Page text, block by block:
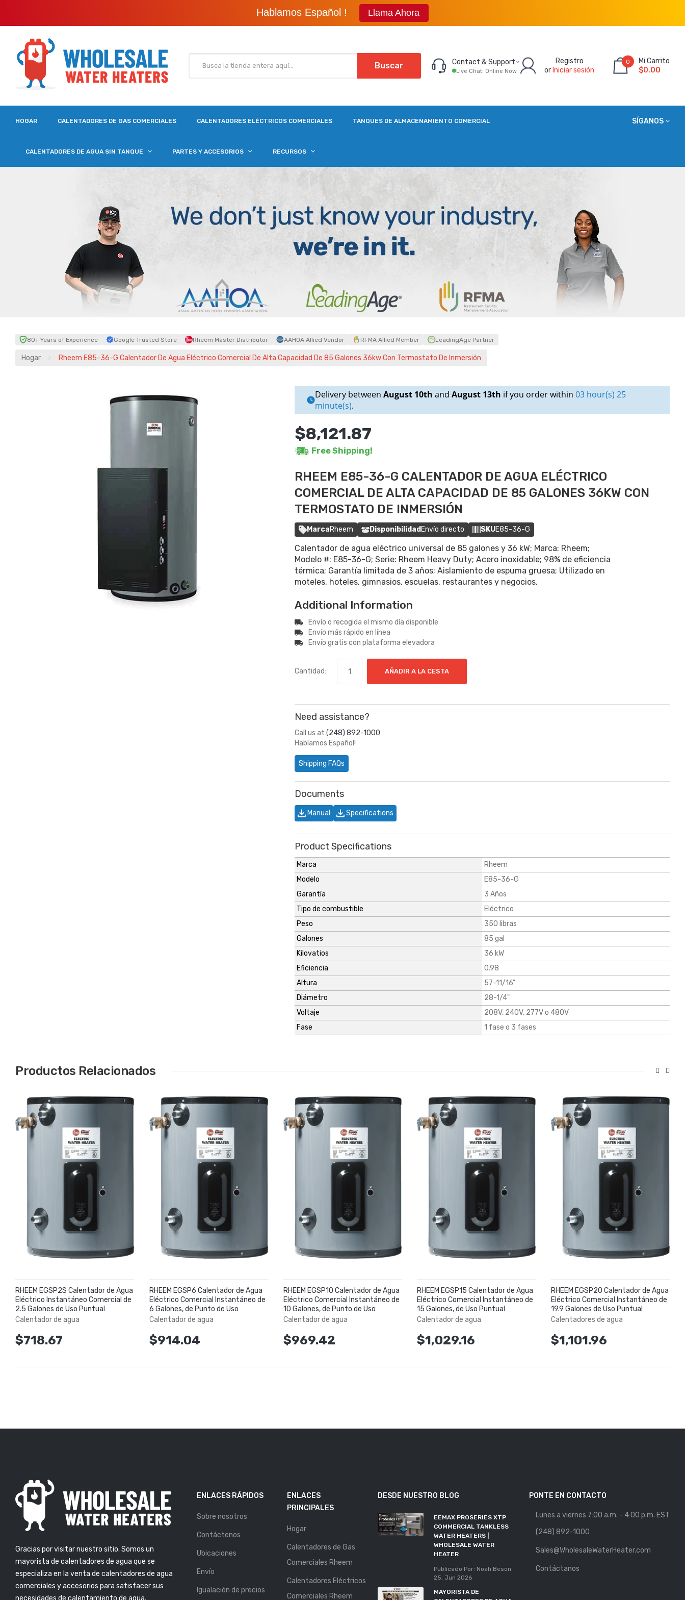
Free Shipping on Orders Over $99 Learn More
Buscar Contact & Support
Live Chat: Online Now
Registro
or Iniciar sesión
0
Mi Carrito
$0.00
SÍGANOS
HOGAR CALENTADORES DE GAS COMERCIALES CALENTADORES ELÉCTRICOS COMERCIALES TANQUES DE ALMACENAMIENTO COMERCIAL
CALENTADORES DE AGUA SIN TANQUE PARTES Y ACCESORIOS RECURSOS
80+ Years of Experience Google Trusted Store Rheem Master Distributor AAHOA Allied Vendor RFMA Allied Member LeadingAge Partner
Hogar Rheem E85-36-G Calentador De Agua Eléctrico Comercial De Alta Capacidad De 85 Galones 36kw Con Termostato De Inmersión
Delivery between August 10th and August 13th if you order within 03 hour(s) 25
minute(s).
$8,121.87
Free Shipping!
RHEEM E85-36-G CALENTADOR DE AGUA ELÉCTRICO
COMERCIAL DE ALTA CAPACIDAD DE 85 GALONES 36KW CON
TERMOSTATO DE INMERSIÓN
MarcaRheem Disponibilidad Envío directo SKUE85-36-G
Calentador de agua eléctrico universal de 85 galones y 36 kW; Marca: Rheem;
Modelo #: E85-36-G; Serie: Rheem Heavy Duty; Acero inoxidable; 98% de eficiencia
térmica; Garantía limitada de 3 años; Aislamiento de espuma gruesa; Utilizado en
moteles, hoteles, gimnasios, escuelas, restaurantes y negocios.
Additional Information
Envío o recogida el mismo día disponible
Envío más rápido en línea
Envío gratis con plataforma elevadora
Cantidad: AÑADIR A LA CESTA
Need assistance?
Call us at (248) 892-1000
Hablamos Español!
Shipping FAQs
Documents
Manual Specifications
Product Specifications
Marca
Rheem
Modelo
E85-36-G
Garantía
3 Años
Tipo de combustible
Eléctrico
Peso
350 libras
Galones
85 gal
Kilovatios
36 kW
Eficiencia
0.98
Altura
57-11/16"
Diámetro
28-1/4"
Voltaje
208V, 240V, 277V o 480V
Fase
1 fase o 3 fases
Productos Relacionados
RHEEM EGSP2S Calentador de Agua
Eléctrico Instantáneo Comercial de
2.5 Galones de Uso Puntual
Calentador de agua
$718.67
RHEEM EGSP6 Calentador de Agua
Eléctrico Comercial Instantáneo de
6 Galones, de Punto de Uso
Calentador de agua
$914.04
RHEEM EGSP10 Calentador de Agua
Eléctrico Comercial Instantáneo de
10 Galones, de Punto de Uso
Calentador de agua
$969.42
RHEEM EGSP15 Calentador de Agua
Eléctrico Comercial Instantáneo de
15 Galones, de Uso Puntual
Calentador de agua
$1,029.16
RHEEM EGSP20 Calentador de Agua
Eléctrico Comercial Instantáneo de
19.9 Galones de Uso Puntual
Calentadores de agua
$1,101.96
Gracias por visitar nuestro sitio. Somos un
mayorista de calentadores de agua que se
especializa en la venta de calentadores de agua
comerciales y accesorios para satisfacer sus
ENLACES RÁPIDOS
Sobre nosotros
Contáctenos
Ubicaciones
Envío
Igualación de precios
ENLACES
PRINCIPALES
Hogar
Calentadores de Gas
Comerciales Rheem
Calentadores Eléctricos
Comerciales Rheem
DESDE NUESTRO BLOG
PARA
VIDA ÚTIL DE
Atlas
Mar 2019
SUFICIENTE
AQUÍ TE
SI VES ESTAS 5 SEÑALES,
ES HORA DE REEMPLAZAR
TU CALENTADOR DE AGUA
Publicado Por: Atlas
Plumbing 25, Feb 2019
5 CONSEJOS PARA
COMPRAR EL CALENTADOR
EEMAX PROSERIES XTP
COMMERCIAL TANKLESS
WATER HEATERS |
WHOLESALE WATER
HEATER
Publicado Por: Noah Beson
25, Jun 2026
MAYORISTA DE
MAYORISTA DE
PONTE EN CONTACTO
Lunes a viernes 7:00 a.m. - 4:00 p.m. EST
(248) 892-1000
Sales@WholesaleWaterHeater.com
Contáctanos